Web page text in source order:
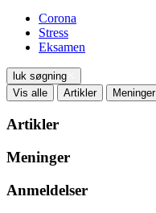
Corona
Stress
Eksamen
luk søgning
Vis alle
Artikler Meninger
Artikler
Meninger
Anmeldelser